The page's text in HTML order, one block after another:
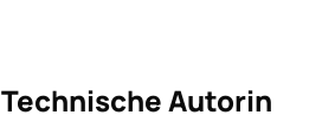
Technische Autorin